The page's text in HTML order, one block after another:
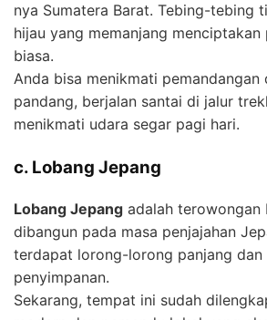
nya Sumatera Barat. Tebing-tebing
hijau yang memanjang menciptakan
biasa.
Anda bisa menikmati pemandangan
pandang, berjalan santai di jalur
menikmati udara segar pagi hari.
c. Lobang Jepang
Lobang Jepang adalah terowongan
dibangun pada masa penjajahan
terdapat lorong-lorong panjang dan
penyimpanan.
Sekarang, tempat ini sudah